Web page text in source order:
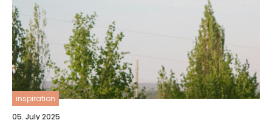
inspiration
05. July 2025